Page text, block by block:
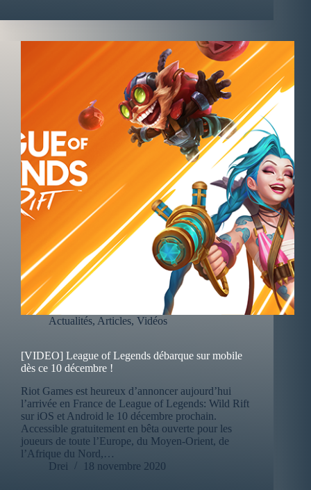
Actualités, Articles, Vidéos
[VIDEO] League of Legends débarque sur mobile
dès ce 10 décembre !
Riot Games est heureux d’annoncer aujourd’hui
l’arrivée en France de League of Legends: Wild Rift
sur iOS et Android le 10 décembre prochain.
Accessible gratuitement en bêta ouverte pour les
joueurs de toute l’Europe, du Moyen-Orient, de
l’Afrique du Nord,…
Drei
18 novembre 2020